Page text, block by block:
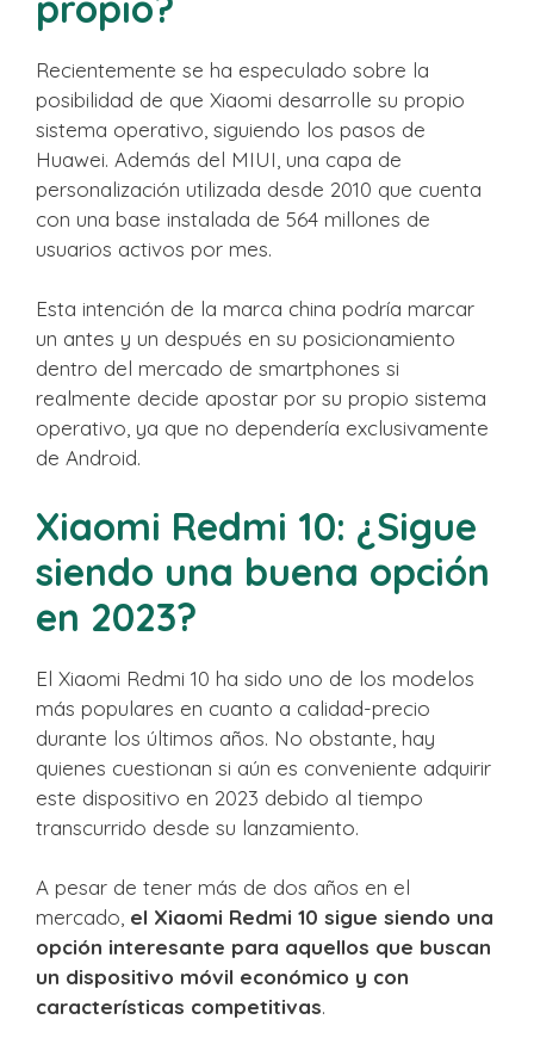
Recientemente se ha especulado sobre la
posibilidad de que Xiaomi desarrolle su propio
sistema operativo, siguiendo los pasos de
Huawei. Además del MIUI, una capa de
personalización utilizada desde 2010 que cuenta
con una base instalada de 564 millones de
usuarios activos por mes.
Esta intención de la marca china podría marcar
un antes y un después en su posicionamiento
dentro del mercado de smartphones si
realmente decide apostar por su propio sistema
operativo, ya que no dependería exclusivamente
de Android.
Xiaomi Redmi 10: ¿Sigue
siendo una buena opción
en 2023?
El Xiaomi Redmi 10 ha sido uno de los modelos
más populares en cuanto a calidad-precio
durante los últimos años. No obstante, hay
quienes cuestionan si aún es conveniente adquirir
este dispositivo en 2023 debido al tiempo
transcurrido desde su lanzamiento.
A pesar de tener más de dos años en el
mercado, el Xiaomi Redmi 10 sigue siendo una
opción interesante para aquellos que buscan
un dispositivo móvil económico y con
características competitivas.